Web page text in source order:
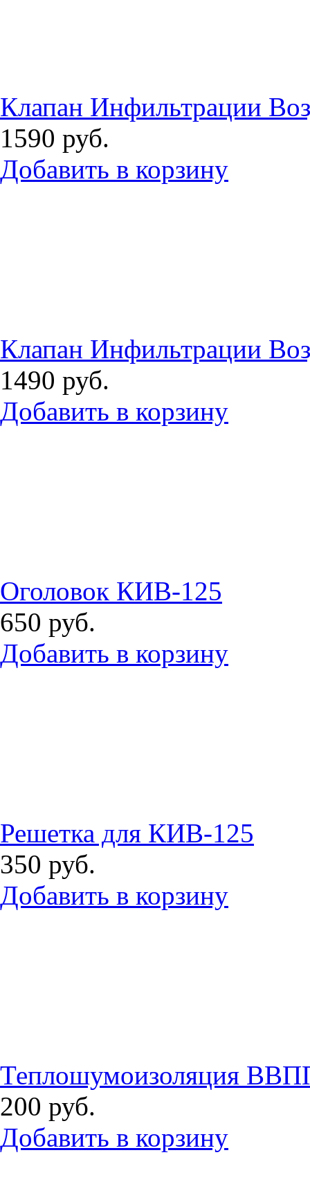
Клапан Инфильтрации
1590 руб.
Добавить в корзину
Клапан Инфильтрации
1490 руб.
Добавить в корзину
Оголовок КИВ-125
650 руб.
Добавить в корзину
Решетка для КИВ-125
350 руб.
Добавить в корзину
Теплошумоизоляция
200 руб.
Добавить в корзину